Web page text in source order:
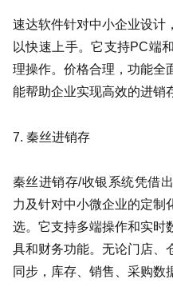
速达软件针对中小企业设计
以快速上手。它支持PC端
理操作。价格合理，功能全
能帮助企业实现高效的进销
7. 秦丝进销存
秦丝进销存/收银系统凭借
力及针对中小微企业的定制
选。它支持多端操作和实时
具和财务功能。无论门店、
同步，库存、销售、采购数